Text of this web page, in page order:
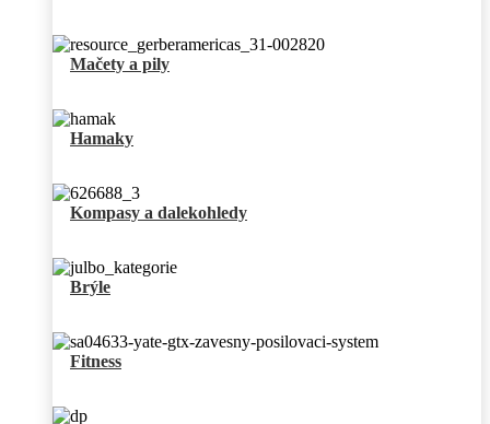
Mačety a pily
Hamaky
Kompasy a dalekohledy
Brýle
Fitness